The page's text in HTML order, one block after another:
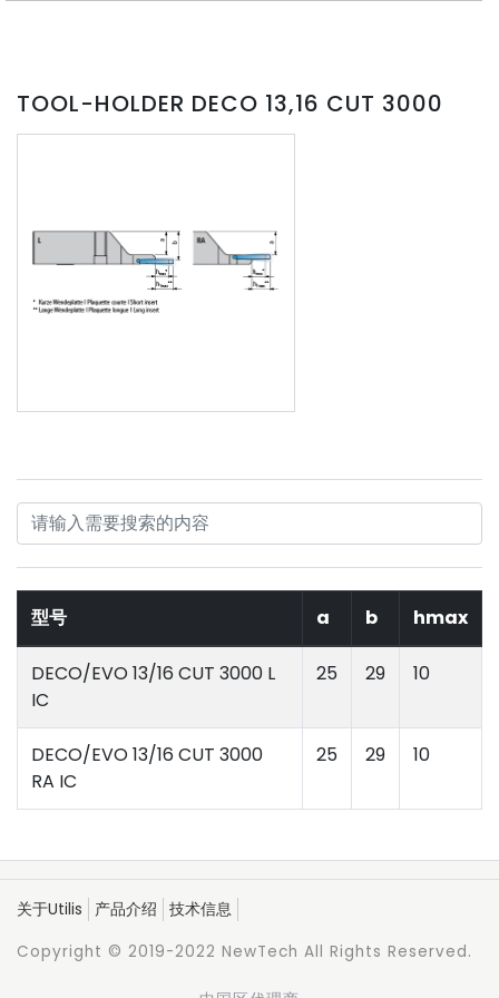
TOOL-HOLDER DECO 13,16 CUT 3000
型号 a b hmax
DECO/EVO 13/16 CUT 3000 L
IC
25 29 10
DECO/EVO 13/16 CUT 3000
RA IC
25 29 10
关于Utilis 产品介绍 技术信息
Copyright © 2019-2022 NewTech All Rights Reserved.